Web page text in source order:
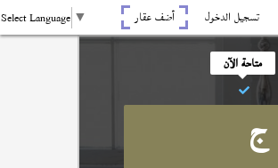
تسجيل الدخول أضف عقار Select Language ▼
متاحة الآن
ج